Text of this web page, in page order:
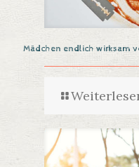
Mädchen endlich wirksam